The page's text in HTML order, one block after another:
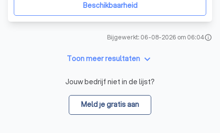
Beschikbaarheid
Bijgewerkt: 06-08-2026 om 06:04info
Toon meer resultaten keyboard_arrow_down
Jouw bedrijf niet in de lijst?
Meld je gratis aan